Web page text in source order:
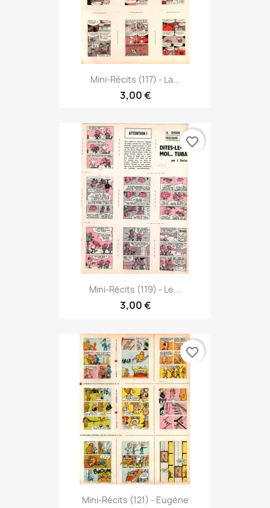
Mini-Récits (117) - La...
3,00 €
Mini-Récits (119) - Le...
3,00 €
favorite_border
Mini-Récits (121) - Eugène
favorite_border